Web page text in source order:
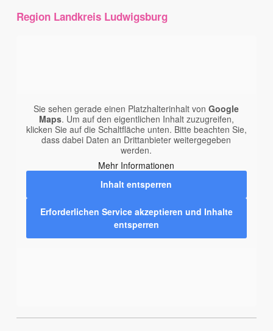
Region Landkreis Ludwigsburg
Sie sehen gerade einen Platzhalterinhalt vonGoogle
Maps. Um auf den eigentlichen Inhalt zuzugreifen,
klicken Sie auf die Schaltfläche unten. Bitte beachten Sie,
dass dabei Daten an Drittanbieter weitergegeben
werden.
Mehr Informationen
Inhalt entsperren
Erforderlichen Service akzeptieren und Inhalte
entsperren